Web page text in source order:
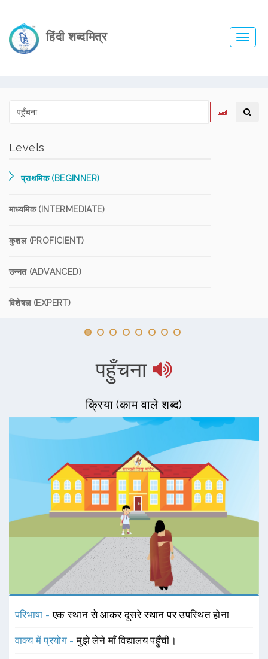
हिंदी शब्दमित्र
Levels
प्राथमिक (BEGINNER)
माध्यमिक (INTERMEDIATE)
कुशल (PROFICIENT)
उन्नत (ADVANCED)
विशेषज्ञ (EXPERT)
पहुँचना
क्रिया (काम वाले शब्द)
परिभाषा -एक स्थान से आकर दूसरे स्थान पर उपस्थित होना
वाक्य में प्रयोग -मुझे लेने माँ विद्यालय पहुँची।